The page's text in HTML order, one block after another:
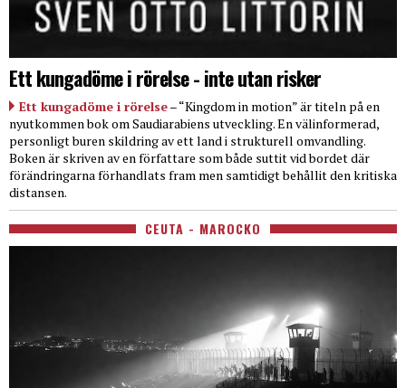
Ett kungadöme i rörelse - inte utan risker
Ett kungadöme i rörelse– “Kingdom in motion” är titeln på en
nyutkommen bok om Saudiarabiens utveckling. En välinformerad,
personligt buren skildring av ett land i strukturell omvandling.
Boken är skriven av en författare som både suttit vid bordet där
förändringarna förhandlats fram men samtidigt behållit den kritiska
distansen.
CEUTA - MAROCKO